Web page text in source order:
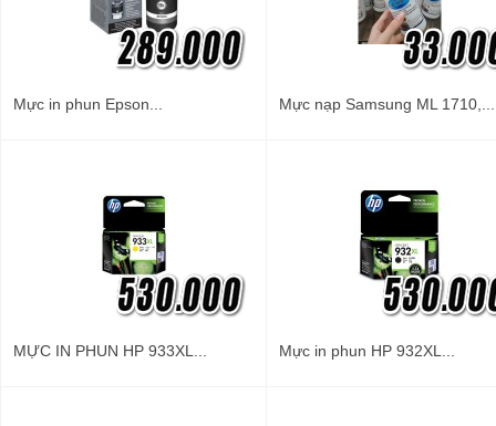
Mực in phun Epson... Mực nạp Samsung ML 1710,...
MỰC IN PHUN HP 933XL... Mực in phun HP 932XL...